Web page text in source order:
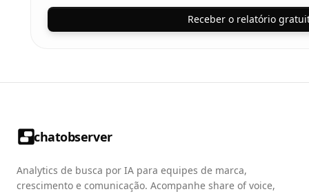
Receber o relatório
chatobserver
Analytics de busca por IA para equipes de marca,
crescimento e comunicação. Acompanhe share of voice,